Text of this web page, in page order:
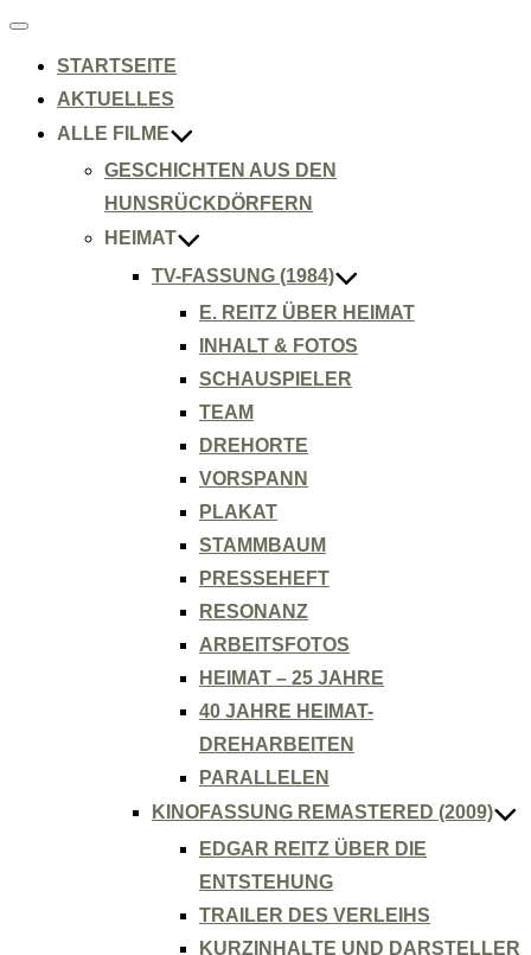
Navigation
STARTSEITE
AKTUELLES
ALLE FILME
GESCHICHTEN AUS DEN
HUNSRÜCKDÖRFERN
HEIMAT
TV-FASSUNG (1984)
E. REITZ ÜBER HEIMAT
INHALT & FOTOS
SCHAUSPIELER
TEAM
DREHORTE
VORSPANN
PLAKAT
STAMMBAUM
PRESSEHEFT
RESONANZ
ARBEITSFOTOS
HEIMAT – 25 JAHRE
40 JAHRE HEIMAT-
DREHARBEITEN
PARALLELEN
KINOFASSUNG REMASTERED (2009)
EDGAR REITZ ÜBER DIE
ENTSTEHUNG
TRAILER DES VERLEIHS
KURZINHALTE UND DARSTELLER